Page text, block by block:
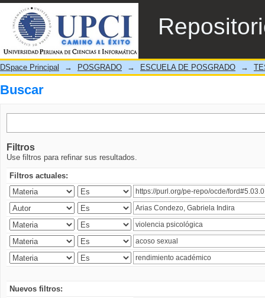
Buscar
DSpace Principal → POSGRADO → ESCUELA DE POSGRADO →
Buscar
Filtros
Use filtros para refinar sus resultados.
Filtros actuales:
Nuevos filtros: